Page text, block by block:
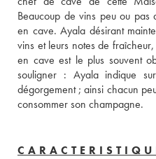
Beaucoup de vins peu ou pas
en cave. Ayala désirant
vins et leurs notes de
en cave est le plus souvent
souligner : Ayala indique
dégorgement ; ainsi chacun
consommer son champagne.